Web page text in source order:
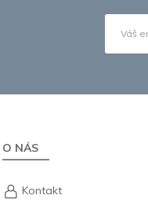
O NÁS
Kontakt